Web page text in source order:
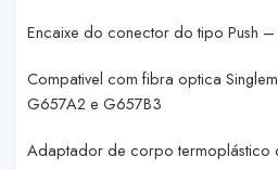
Encaixe do conector do tipo Push –
Compativel com fibra optica
G657A2 e G657B3
Adaptador de corpo termoplástico